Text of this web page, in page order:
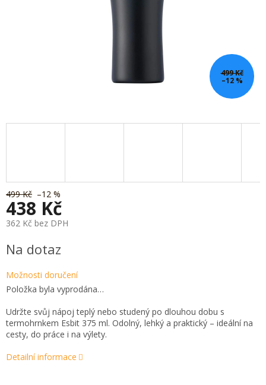
499 Kč
–12 %
499 Kč –12 %
438 Kč
362 Kč bez DPH
cena:
Na dotaz
Možnosti doručení
Položka byla vyprodána…
Udržte svůj nápoj teplý nebo studený po dlouhou dobu s
termohrnkem Esbit 375 ml. Odolný, lehký a praktický – ideální na
cesty, do práce i na výlety.
Detailní informace